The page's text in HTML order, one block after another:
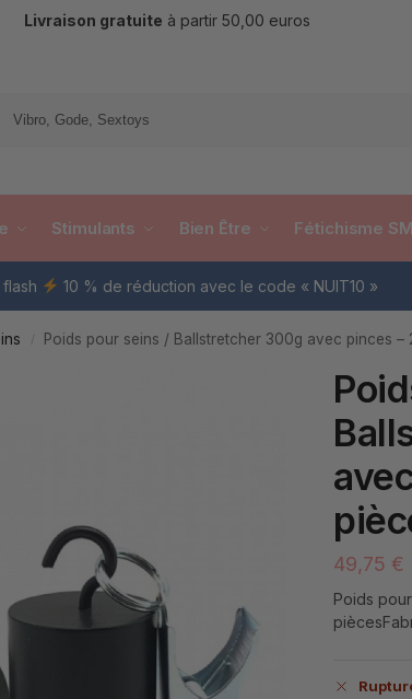
Livraison gratuite à partir 50,00 euros
Stimulants Bien Être Fétichisme SM
10 % de réduction avec le code « NUIT10 »
Poids pour seins / Ballstretcher 300g avec pinces –
49,75 €
Poids